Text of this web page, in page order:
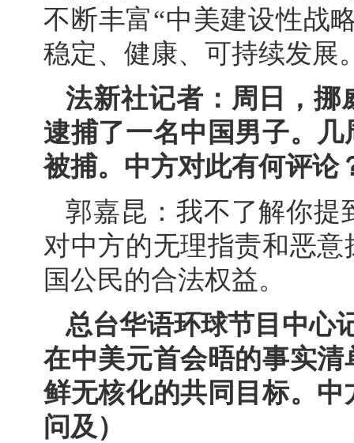
不断丰富“中美建设性战
稳定、健康、可持续发展
法新社记者：周日，挪
逮捕了一名中国男子。
被捕。中方对此有何评论
郭嘉昆：我不了解你提
对中方的无理指责和恶
国公民的合法权益。
总台华语环球节目中心
在中美元首会晤的事实
鲜无核化的共同目标。
问及）